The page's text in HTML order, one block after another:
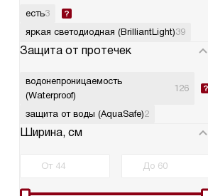
есть3
яркая светодиодная (BrilliantLight)39
Защита от протечек
водонепроницаемость
(Waterproof)
126
защита от воды (AquaSafe)2
Ширина, см